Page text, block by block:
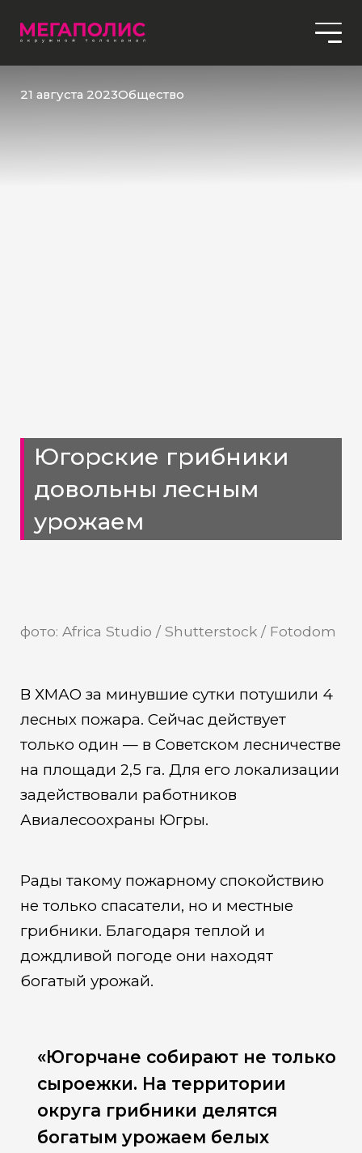
21 августа 2023Общество
Югорские грибники
довольны лесным
урожаем
фото: Africa Studio / Shutterstock / Fotodom
В ХМАО за минувшие сутки потушили 4
лесных пожара. Сейчас действует
только один — в Советском лесничестве
на площади 2,5 га. Для его локализации
задействовали работников
Авиалесоохраны Югры.
Рады такому пожарному спокойствию
не только спасатели, но и местные
грибники. Благодаря теплой и
дождливой погоде они находят
богатый урожай.
«Югорчане собирают не только
сыроежки. На территории
округа грибники делятся
богатым урожаем белых